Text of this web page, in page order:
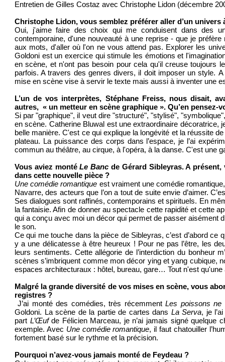
Entretien de Gilles Costaz avec Christophe Lidon (décembre
Christophe Lidon, vous semblez préférer aller d’un
Oui, j'aime faire des choix qui me conduisent dans des
contemporaine, d'une nouveauté à une reprise - que je
aux mots, d'aller où l'on ne vous attend pas. Explorer les
Goldoni est un exercice qui stimule les émotions et
en scène, et n'ont pas besoin pour cela qu'il creuse toujours
parfois. A travers des genres divers, il doit imposer un style.
mise en scène vise à servir le texte mais aussi à inventer une
L’un de vos interprètes, Stéphane Freiss, nous disait,
autres, « un metteur en scène graphique ». Qu’en pensez-
Si par "graphique", il veut dire "structuré", "stylisé",
en scène. Catherine Bluwal est une extraordinaire
belle manière. C'est ce qui explique la longévité et la réussite
plateau. La puissance des corps dans l’espace, je l’ai
commun au théâtre, au cirque, à l'opéra, à la danse. C'est une
Vous aviez montéLe Banc de Gérard Sibleyras. A
dans cette nouvelle pièce ?
Une comédie romantique est vraiment une comédie
Navarre, des acteurs que l’on a tout de suite envie d’aimer.
Ses dialogues sont raffinés, contemporains et spirituels. En
la fantaisie. Afin de donner au spectacle cette rapidité et cette
qui a conçu avec moi un décor qui permet de passer aisément
le son.
Ce qui me touche dans la pièce de Sibleyras, c’est d’abord
y a une délicatesse à être heureux ! Pour ne pas l’être, les
leurs sentiments. Cette allégorie de l’interdiction du
scènes s’imbriquent comme mon décor ying et yang cubique,
espaces architecturaux : hôtel, bureau, gare… Tout n'est
Malgré la grande diversité de vos mises en scène, vous
registres ?
J’ai monté des comédies, très récemmentLes poissons ne
Goldoni. La scène de la partie de cartes dans La Serva, je
part L’Œufde Félicien Marceau, je n’ai jamais signé quelque
exemple. Avec Une comédie romantique, il faut chatouiller
fortement basé sur le rythme et la précision.
Pourquoi n’avez-vous jamais monté de Feydeau ?